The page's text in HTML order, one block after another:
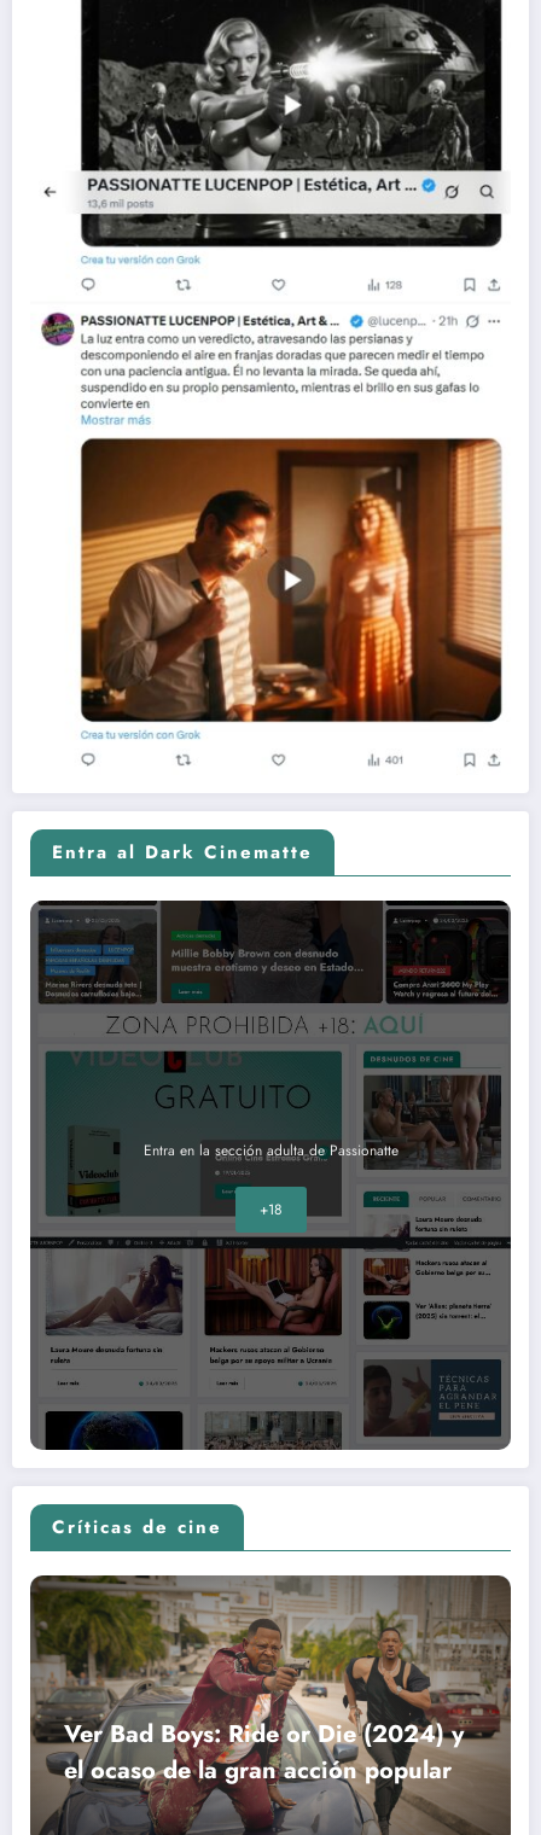
Entra al Dark Cinematte
Entra en la sección adulta de Passionatte
+18
Críticas de cine
Ver Bad Boys: Ride or Die (2024) y
el ocaso de la gran acción popular